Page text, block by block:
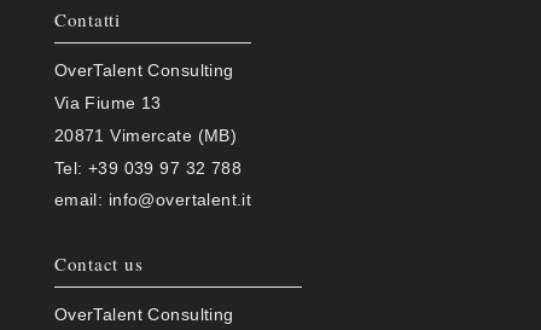
Contatti
OverTalent Consulting
Via Fiume 13
20871 Vimercate (MB)
Tel: +39 039 97 32 788
email: info@overtalent.it
Contact us
OverTalent Consulting